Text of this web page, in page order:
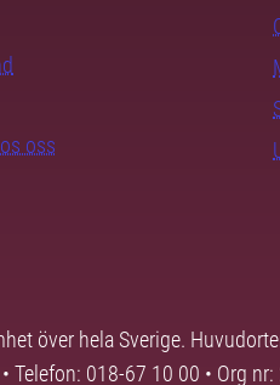
oss
över hela Sverige.
Telefon: 018-67 10 00 • Org